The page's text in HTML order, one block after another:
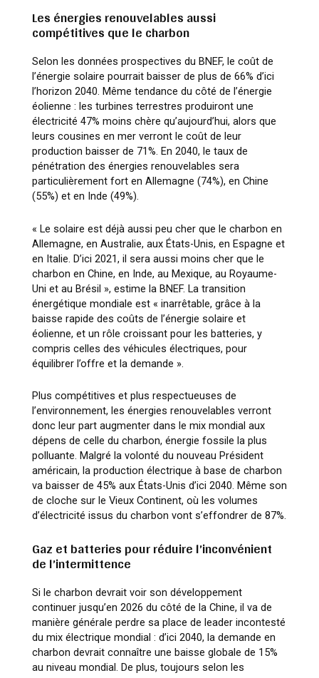
Les énergies renouvelables aussi
compétitives que le charbon
Selon les données prospectives du BNEF, le coût de
l’énergie solaire pourrait baisser de plus de 66% d’ici
l’horizon 2040. Même tendance du côté de l’énergie
éolienne : les turbines terrestres produiront une
électricité 47% moins chère qu’aujourd’hui, alors que
leurs cousines en mer verront le coût de leur
production baisser de 71%. En 2040, le taux de
pénétration des énergies renouvelables sera
particulièrement fort en Allemagne (74%), en Chine
(55%) et en Inde (49%).
« Le solaire est déjà aussi peu cher que le charbon en
Allemagne, en Australie, aux États-Unis, en Espagne et
en Italie. D’ici 2021, il sera aussi moins cher que le
charbon en Chine, en Inde, au Mexique, au Royaume-
Uni et au Brésil », estime la BNEF. La transition
énergétique mondiale est « inarrêtable, grâce à la
baisse rapide des coûts de l’énergie solaire et
éolienne, et un rôle croissant pour les batteries, y
compris celles des véhicules électriques, pour
équilibrer l’offre et la demande ».
Plus compétitives et plus respectueuses de
l’environnement, les énergies renouvelables verront
donc leur part augmenter dans le mix mondial aux
dépens de celle du charbon, énergie fossile la plus
polluante. Malgré la volonté du nouveau Président
américain, la production électrique à base de charbon
va baisser de 45% aux États-Unis d’ici 2040. Même son
de cloche sur le Vieux Continent, où les volumes
d’électricité issus du charbon vont s’effondrer de 87%.
Gaz et batteries pour réduire l’inconvénient
de l’intermittence
Si le charbon devrait voir son développement
continuer jusqu’en 2026 du côté de la Chine, il va de
manière générale perdre sa place de leader incontesté
du mix électrique mondial : d’ici 2040, la demande en
charbon devrait connaître une baisse globale de 15%
au niveau mondial. De plus, toujours selon les